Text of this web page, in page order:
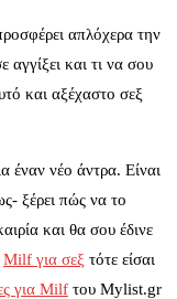
απλόχερα την
αγγίξει και τι να σου
και αξέχαστο σεξ
έναν νέο άντρα. Είναι
ξέρει πώς να το
και θα σου έδινε
Milf για σεξ τότε είσαι
για Milf του Mylist.gr